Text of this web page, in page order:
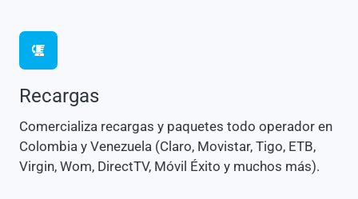
Recargas
Comercializa recargas y paquetes todo operador en
Colombia y Venezuela (Claro, Movistar, Tigo, ETB,
Virgin, Wom, DirectTV, Móvil Éxito y muchos más).